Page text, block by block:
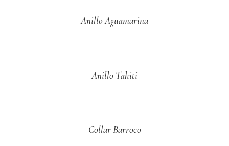
Anillo Aguamarina
Anillo Tahiti
Collar Barroco